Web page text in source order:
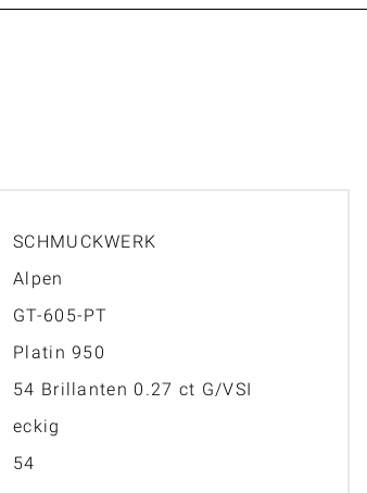
SCHMUCKWERK
Alpen
GT-605-PT
Platin 950
54 Brillanten 0.27 ct G/VSI
eckig
54